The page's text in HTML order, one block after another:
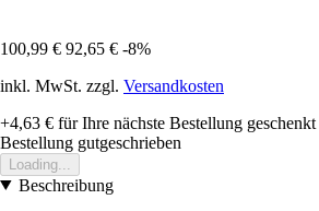
100,99 € 92,65 € -8%
inkl. MwSt. zzgl. Versandkosten
+4,63 € für Ihre nächste Bestellung geschenkt
Bestellung gutgeschrieben
Loading...
Beschreibung